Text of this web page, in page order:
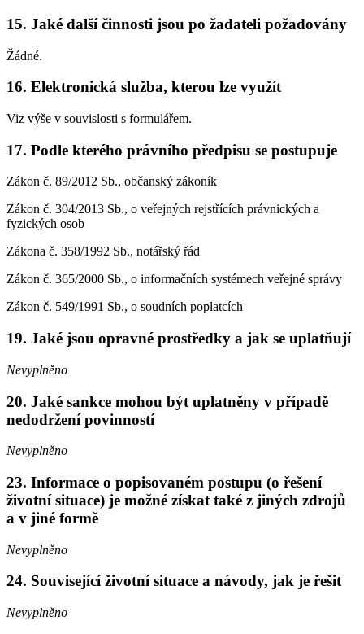
15. Jaké další činnosti jsou po žadateli požadovány
Žádné.
16. Elektronická služba, kterou lze využít
Viz výše v souvislosti s formulářem.
17. Podle kterého právního předpisu se postupuje
Zákon č. 89/2012 Sb., občanský zákoník
Zákon č. 304/2013 Sb., o veřejných rejstřících právnických a
fyzických osob
Zákona č. 358/1992 Sb., notářský řád
Zákon č. 365/2000 Sb., o informačních systémech veřejné správy
Zákon č. 549/1991 Sb., o soudních poplatcích
19. Jaké jsou opravné prostředky a jak se uplatňují
Nevyplněno
20. Jaké sankce mohou být uplatněny v případě
nedodržení povinností
Nevyplněno
23. Informace o popisovaném postupu (o řešení
životní situace) je možné získat také z jiných zdrojů
a v jiné formě
Nevyplněno
24. Související životní situace a návody, jak je řešit
Nevyplněno